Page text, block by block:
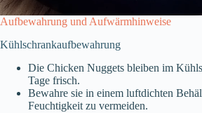
Aufbewahrung und Aufwärmhinweise
Kühlschrankaufbewahrung
Die Chicken Nuggets bleiben im
Tage frisch.
Bewahre sie in einem luftdichten
Feuchtigkeit zu vermeiden.